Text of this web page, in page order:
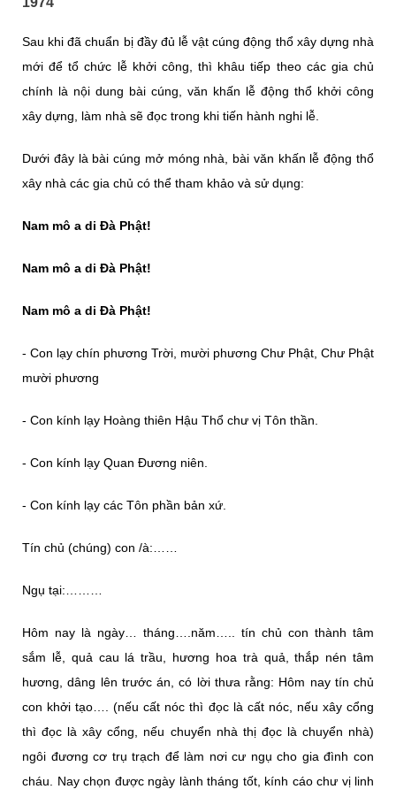
Sau khi đã chuẩn bị đầy đủ lễ vật cúng động thổ xây dựng nhà
mới để tổ chức lễ khởi công, thì khâu tiếp theo các gia chủ
chính là nội dung bài cúng, văn khấn lễ động thổ khởi công
xây dựng, làm nhà sẽ đọc trong khi tiến hành nghi lễ.
Dưới đây là bài cúng mở móng nhà, bài văn khấn lễ động thổ
xây nhà các gia chủ có thể tham khảo và sử dụng:
Nam mô a di Đà Phật!
Nam mô a di Đà Phật!
Nam mô a di Đà Phật!
- Con lạy chín phương Trời, mười phương Chư Phật, Chư Phật
mười phương
- Con kính lạy Hoàng thiên Hậu Thổ chư vị Tôn thần.
- Con kính lạy Quan Đương niên.
- Con kính lạy các Tôn phần bản xứ.
Tín chủ (chúng) con /à:……
Ngụ tại:………
Hôm nay là ngày… tháng….năm….. tín chủ con thành tâm
sắm lễ, quả cau lá trầu, hương hoa trà quả, thắp nén tâm
hương, dâng lên trước án, có lời thưa rằng: Hôm nay tín chủ
con khởi tạo…. (nếu cất nóc thì đọc là cất nóc, nếu xây cổng
thì đọc là xây cổng, nếu chuyển nhà thị đọc là chuyển nhà)
ngôi đương cơ trụ trạch để làm nơi cư ngụ cho gia đình con
cháu. Nay chọn được ngày lành tháng tốt, kính cáo chư vị linh